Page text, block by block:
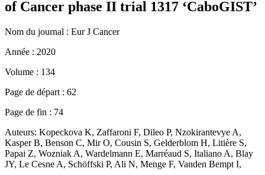
of Cancer phase II trial 1317 ‘CaboGIST’
Nom du journal : Eur J Cancer
Année : 2020
Volume : 134
Page de départ : 62
Page de fin : 74
Auteurs: Kopeckova K, Zaffaroni F, Dileo P, Nzokirantevye A,
Kasper B, Benson C, Mir O, Cousin S, Gelderblom H, Litière S,
Papai Z, Wozniak A, Wardelmann E, Marréaud S, Italiano A, Blay
JY, Le Cesne A, Schöffski P, Ali N, Menge F, Vanden Bempt I,